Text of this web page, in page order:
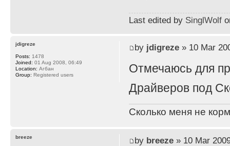
Last edited by SinglWolf
by jdigreze» 10 Mar
Отмечаюсь для
Драйверов под
Сколько меня не
jdigreze
Posts: 1478
Joined: 01 Aug 2008, 06:49
Location: Агбан
Group: Registered users
by breeze» 10 Mar
breeze